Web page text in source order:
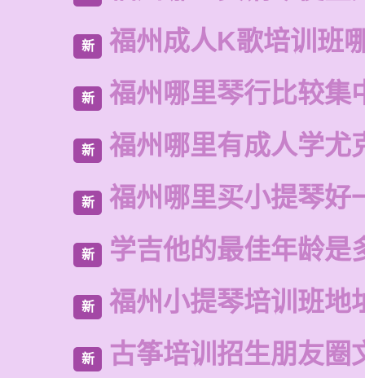
新 福州成人K歌培训班
新 福州哪里琴行比较集
新 福州哪里有成人学尤
新 福州哪里买小提琴好
新 学吉他的最佳年龄是
新 福州小提琴培训班地
新 古筝培训招生朋友圈